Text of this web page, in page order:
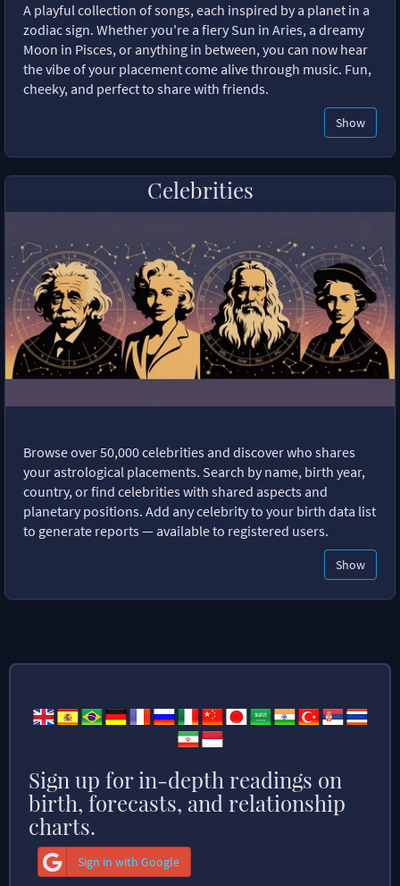
A playful collection of songs, each inspired by a planet in a
zodiac sign. Whether you're a fiery Sun in Aries, a dreamy
Moon in Pisces, or anything in between, you can now hear
the vibe of your placement come alive through music. Fun,
cheeky, and perfect to share with friends.
Show
Celebrities
Browse over 50,000 celebrities and discover who shares
your astrological placements. Search by name, birth year,
country, or find celebrities with shared aspects and
planetary positions. Add any celebrity to your birth data list
to generate reports — available to registered users.
Show
Sign up for in-depth readings on
birth, forecasts, and relationship
charts.
Sign in with Google